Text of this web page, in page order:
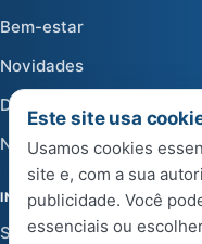
Bem-estar
Novidades
Dicas
Notícias
INSTITUCIONAL
Sobre a Life Center Shop
Este site usa
Usamos cookies
site e, com a sua
publicidade. Você
essenciais ou